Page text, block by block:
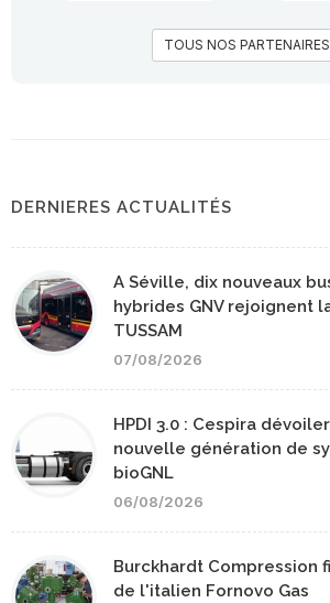
TOUS NOS PARTENAIRES
DERNIERES ACTUALITÉS
A Séville, dix nouveaux
hybrides GNV rejoignent
TUSSAM
07/08/2026
HPDI 3.0 : Cespira
nouvelle génération de
bioGNL
06/08/2026
Burckhardt Compression
de l'italien Fornovo Gas